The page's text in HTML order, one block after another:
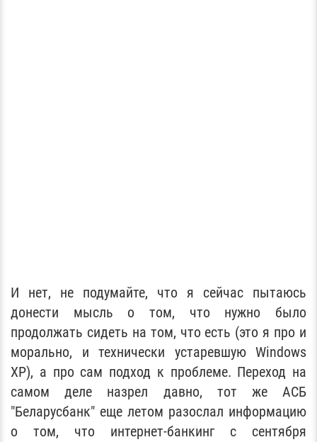
И нет, не подумайте, что я сейчас пытаюсь
донести мысль о том, что нужно было
продолжать сидеть на том, что есть (это я про и
морально, и технически устаревшую Windows
XP), а про сам подход к проблеме. Переход на
самом деле назрел давно, тот же АСБ
"Беларусбанк" еще летом разослал информацию
о том, что интернет-банкинг с сентября